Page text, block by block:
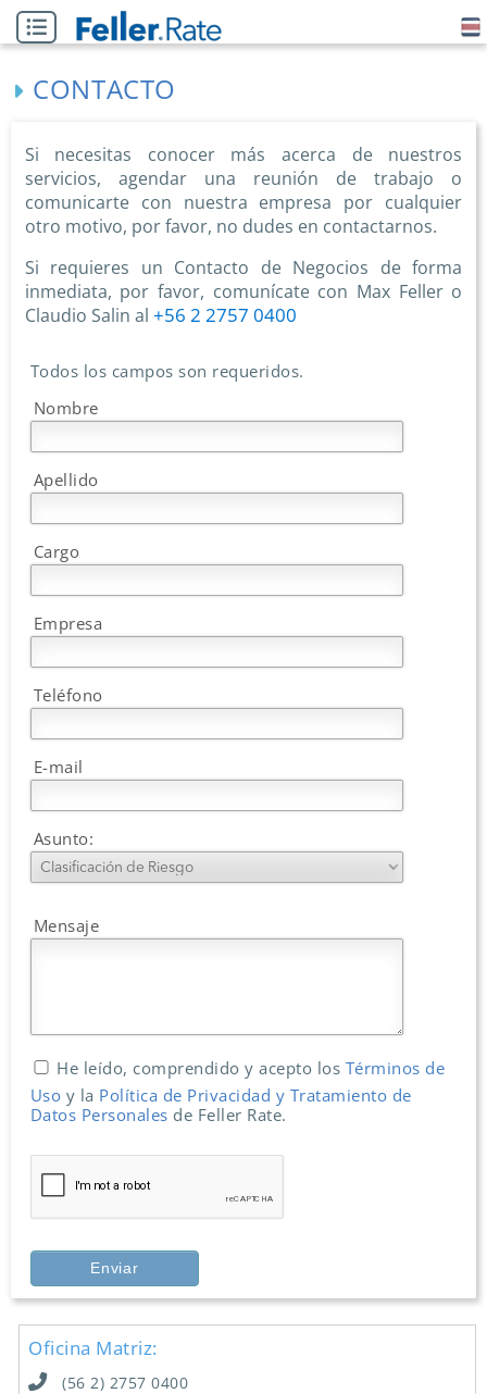
CONTACTO
Si necesitas conocer más acerca de nuestros
servicios, agendar una reunión de trabajo o
comunicarte con nuestra empresa por cualquier
otro motivo, por favor, no dudes en contactarnos.
Si requieres un Contacto de Negocios de forma
inmediata, por favor, comunícate con Max Feller o
Claudio Salin al +56 2 2757 0400
Todos los campos son requeridos.
Nombre
Apellido
Cargo
Empresa
Teléfono
E-mail
Asunto:
Mensaje
He leído, comprendido y acepto los Términos de
Uso y la Política de Privacidad y Tratamiento de
Datos Personales de Feller Rate.
Oficina Matriz:
(56 2) 2757 0400